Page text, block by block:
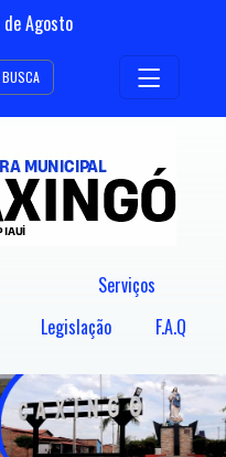
deAgosto
BUSCA
Serviços
Legislação F.A.Q